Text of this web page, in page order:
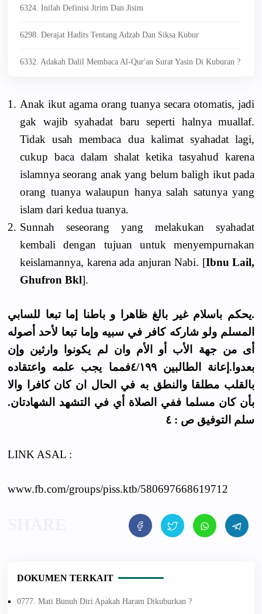
6324. Inilah Definisi Jirim Dan Jisim
6298. Derajat Hadits Tentang Adzab Dan Siksa Kubur
6332. Adakah Dalil Membaca Al-Qur'an Surat Yasin Di Kuburan ?
1. Anak ikut agama orang tuanya secara otomatis, jadi
gak wajib syahadat baru seperti halnya muallaf.
Tidak usah membaca dua kalimat syahadat lagi,
cukup baca dalam shalat ketika tasyahud karena
islamnya seorang anak yang belum baligh ikut pada
orang tuanya walaupun hanya salah satunya yang
islam dari kedua tuanya.
2. Sunnah seseorang yang melakukan syahadat
kembali dengan tujuan untuk menyempurnakan
keislamannya, karena ada anjuran Nabi. [Ibnu Lail,
Ghufron Bkl].
.يحكم باسلام غير بالغ ظاهرا و باطنا إما تبعا للسابي
المسلم ولو شاركه كافر في سبيه وإما تبعا لأحد أصوله
أى من جهة الأب أو الأم وان لم يكونوا وارثين وإن
بعدوا.إعانة الطالبين ٤/١٩٩فمما يجب علمه واعتقاده
بالقلب مطلقا والنطق به في الحال ان كان كافرا والا
بأن كان مسلما ففي الصلاة أي في التشهد الشهادتان.
سلم التوفيق ص : ٤
LINK ASAL :
www.fb.com/groups/piss.ktb/580697668619712
DOKUMEN TERKAIT
0777. Mati Bunuh Diri Apakah Haram Dikuburkan ?